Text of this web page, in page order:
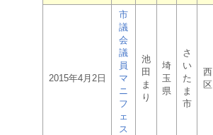
2015年4月2日
市
議
会
議
員
マ
ニ
フ
ェ
ス
池
田
ま
り
埼
玉
県
さ
い
た
ま
市
西
区